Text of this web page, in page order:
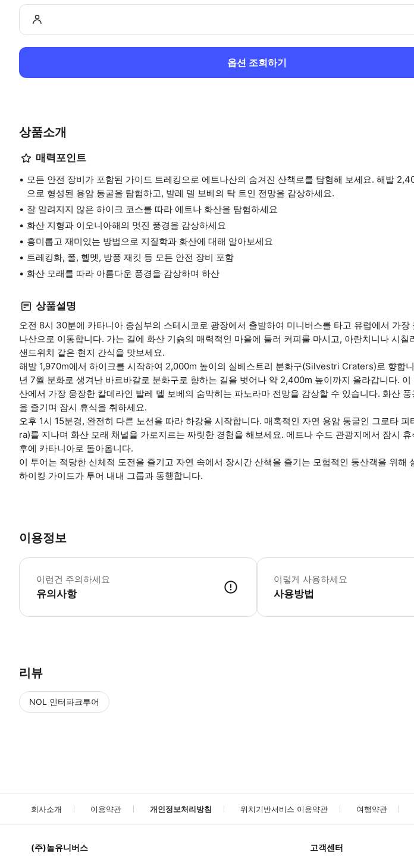
옵션 조회하기
상품소개
매력포인트
모든 안전 장비가 포함된 가이드 트레킹으로 에트나산의 숨겨진 산책로를 탐험해 보세요. 해발
으로 형성된 용암 동굴을 탐험하고, 발레 델 보베의 탁 트인 전망을 감상하세요.
잘 알려지지 않은 하이크 코스를 따라 에트나 화산을 탐험하세요
화산 지형과 이오니아해의 멋진 풍경을 감상하세요
흥미롭고 재미있는 방법으로 지질학과 화산에 대해 알아보세요
트레킹화, 폴, 헬멧, 방풍 재킷 등 모든 안전 장비 포함
화산 모래를 따라 아름다운 풍경을 감상하며 하산
상품설명
오전 8시 30분에 카타니아 중심부의 스테시코로 광장에서 출발하여 미니버스를 타고 유럽에서 가장
나산으로 이동합니다. 가는 길에 화산 기슭의 매력적인 마을에 들러 커피를 마시고, 아란치니나 시칠
샌드위치 같은 현지 간식을 맛보세요.
해발 1,970m에서 하이크를 시작하여 2,000m 높이의 실베스트리 분화구(Silvestri Craters)로 향합
년 7월 분화로 생겨난 바르바갈로 분화구로 향하는 길을 벗어나 약 2,400m 높이까지 올라갑니다.
산에서 가장 웅장한 칼데라인 발레 델 보베의 숨막히는 파노라마 전망을 감상할 수 있습니다. 화산
을 즐기며 잠시 휴식을 취하세요.
오후 1시 15분경, 완전히 다른 노선을 따라 하강을 시작합니다. 매혹적인 자연 용암 동굴인 그로타
ra)를 지나며 화산 모래 채널을 가로지르는 짜릿한 경험을 해보세요. 에트나 수드 관광지에서 잠시
후에 카타니아로 돌아옵니다.
이 투어는 적당한 신체적 도전을 즐기고 자연 속에서 장시간 산책을 즐기는 모험적인 등산객을 위해
하이킹 가이드가 투어 내내 그룹과 동행합니다.
이용정보
이런건 주의하세요
유의사항
이 하이킹 여행은 처음에는 조금 힘들더라도
이렇게 사용하세요
사용방법
리뷰
NOL 인터파크투어
회사소개 이용약관 개인정보처리방침 위치기반서비스 이용약관 여행약관
(주)놀유니버스 고객센터